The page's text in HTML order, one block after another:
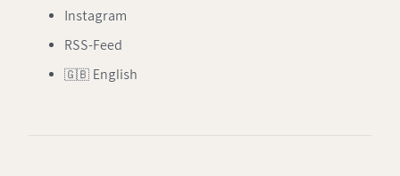
Instagram
RSS-Feed
🇬🇧 English